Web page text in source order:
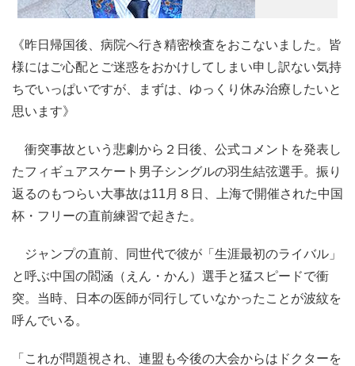
《昨日帰国後、病院へ行き精密検査をおこないました。皆
様にはご心配とご迷惑をおかけしてしまい申し訳ない気持
ちでいっぱいですが、まずは、ゆっくり休み治療したいと
思います》
衝突事故という悲劇から２日後、公式コメントを発表し
たフィギュアスケート男子シングルの羽生結弦選手。振り
返るのもつらい大事故は11月８日、上海で開催された中国
杯・フリーの直前練習で起きた。
ジャンプの直前、同世代で彼が「生涯最初のライバル」
と呼ぶ中国の閻涵（えん・かん）選手と猛スピードで衝
突。当時、日本の医師が同行していなかったことが波紋を
呼んでいる。
「これが問題視され、連盟も今後の大会からはドクターを